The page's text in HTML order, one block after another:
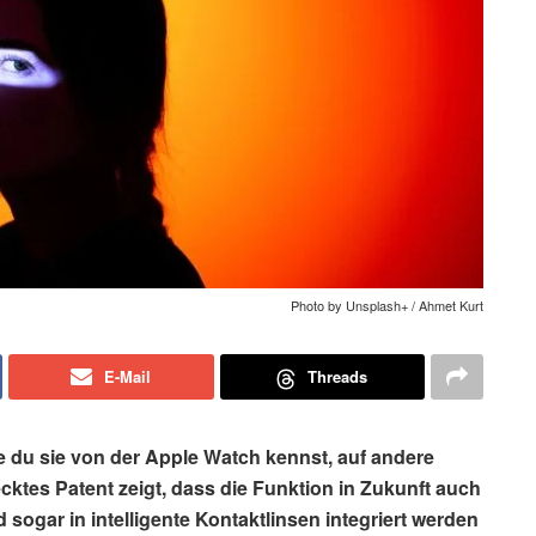
Photo by Unsplash+ / Ahmet Kurt
E-Mail Threads
sie von der Apple Watch kennst, auf andere
Patent zeigt, dass die Funktion in Zukunft auch
sogar in intelligente Kontaktlinsen integriert werden